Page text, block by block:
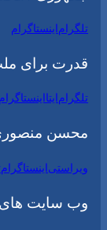
تلگراماینستاگرام
قدرت برای
تلگرامایتااینستاگرام
محسن منصوری
ویراستیاینستاگرام
وب سایت های